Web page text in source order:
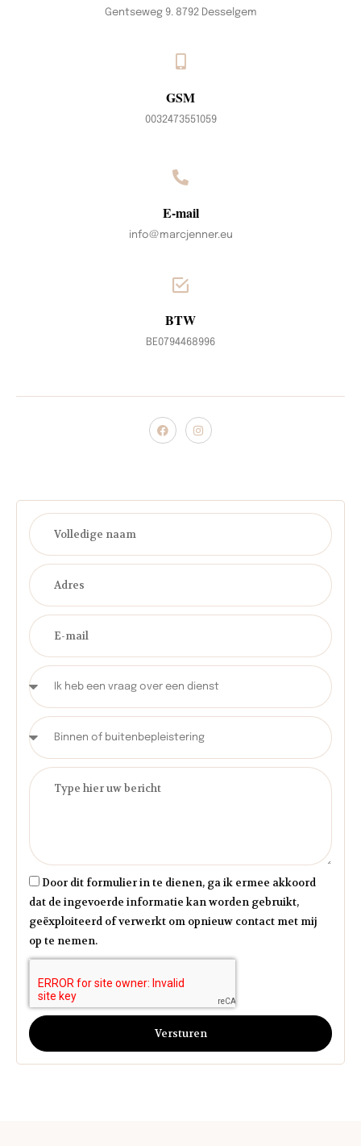
Gentseweg 9. 8792 Desselgem
GSM
0032473551059
E-mail
info@marcjenner.eu
BTW
BE0794468996
Door dit formulier in te dienen, ga ik ermee akkoord
dat de ingevoerde informatie kan worden gebruikt,
geëxploiteerd of verwerkt om opnieuw contact met mij
op te nemen.
Versturen